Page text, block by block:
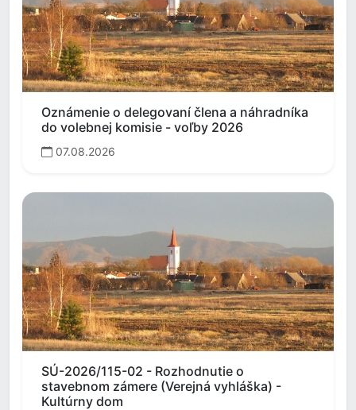
Oznámenie o delegovaní člena a náhradníka
do volebnej komisie - voľby 2026
07.08.2026
SÚ-2026/115-02 - Rozhodnutie o
stavebnom zámere (Verejná vyhláška) -
Kultúrny dom